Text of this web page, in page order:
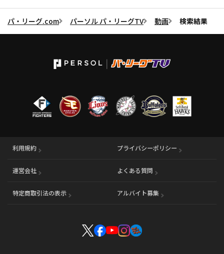
パ・リーグ.com パーソル パ・リーグTV 動画 検索結果
利用規約 プライバシーポリシー
運営会社 （別ウィンドウで開く） よくある質問
特定商取引法の表示 アルバイト募集 （別ウィンドウで開く